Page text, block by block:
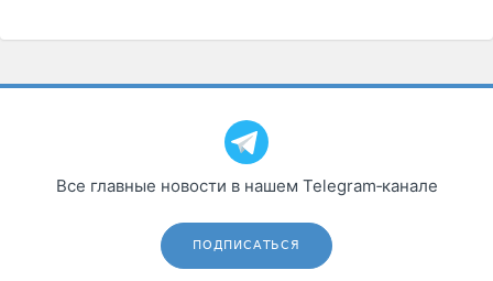
Все главные новости в нашем Telegram‑канале
ПОДПИСАТЬСЯ